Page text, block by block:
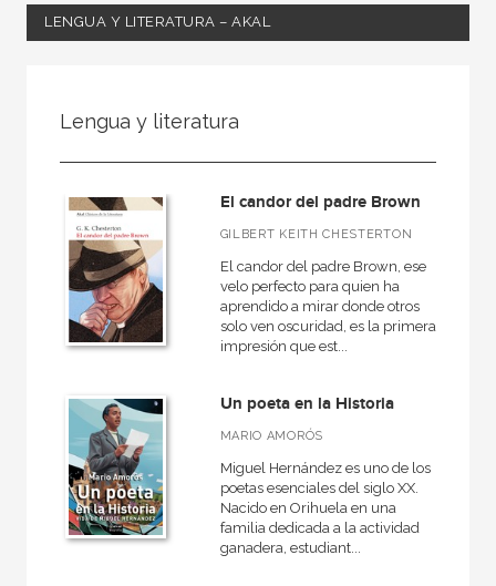
LENGUA Y LITERATURA – AKAL
Ciencias humanas y sociales
Lengua y literatura
MATERIAS
Actual
Teatro
Teoría literaria
Moderna
Lingüística
Narrativa
Lengua y literatura
El candor del padre Brown
GILBERT KEITH CHESTERTON
El candor del padre Brown, ese
velo perfecto para quien ha
aprendido a mirar donde otros
solo ven oscuridad, es la primera
impresión que est...
Un poeta en la Historia
MARIO AMORÓS
Miguel Hernández es uno de los
poetas esenciales del siglo XX.
Nacido en Orihuela en una
familia dedicada a la actividad
ganadera, estudiant...